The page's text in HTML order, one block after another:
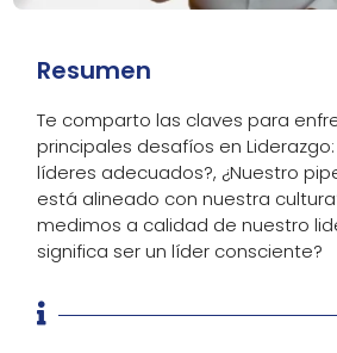
Resumen
Te comparto las claves para
principales desafíos en
líderes adecuados?, ¿Nuestro
está alineado con nuestra
medimos a calidad de nuestro
significa ser un líder consciente?
